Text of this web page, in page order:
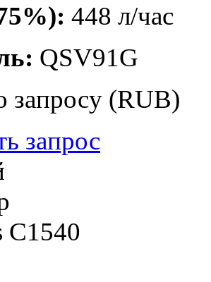
448 л/час
QSV91G
запросу (RUB)
запрос